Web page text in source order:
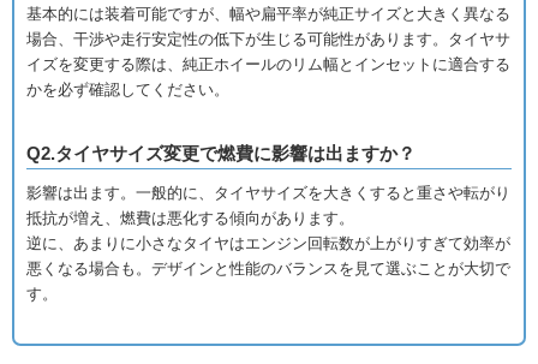
基本的には装着可能ですが、幅や扁平率が純正サイズと大きく異なる
場合、干渉や走行安定性の低下が生じる可能性があります。タイヤサ
イズを変更する際は、純正ホイールのリム幅とインセットに適合する
かを必ず確認してください。
Q2.タイヤサイズ変更で燃費に影響は出ますか？
影響は出ます。一般的に、タイヤサイズを大きくすると重さや転がり
抵抗が増え、燃費は悪化する傾向があります。
逆に、あまりに小さなタイヤはエンジン回転数が上がりすぎて効率が
悪くなる場合も。デザインと性能のバランスを見て選ぶことが大切で
す。